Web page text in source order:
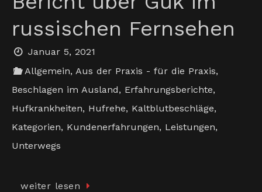
russischen Fernsehen
Januar 5, 2021
Allgemein,Aus der Praxis - für die Praxis,
Beschlagen im Ausland, Erfahrungsberichte,
Hufkrankheiten, Hufrehe, Kaltblutbeschläge,
Kategorien, Kundenerfahrungen, Leistungen,
Unterwegs
weiter lesen